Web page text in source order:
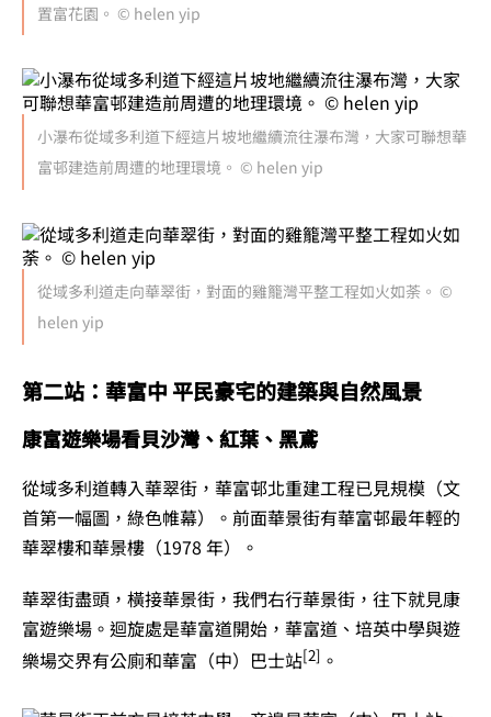
置富花園。 © helen yip
小瀑布從域多利道下經這片坡地繼續流往瀑布灣，大家可聯想華
富邨建造前周遭的地理環境。 © helen yip
從域多利道走向華翠街，對面的雞籠灣平整工程如火如荼。 ©
helen yip
第二站：華富中 平民豪宅的建築與自然風景
康富遊樂場看貝沙灣、紅葉、黑鳶
從域多利道轉入華翠街，華富邨北重建工程已見規模（文
首第一幅圖，綠色帷幕）。前面華景街有華富邨最年輕的
華翠樓和華景樓（1978 年）。
華翠街盡頭，橫接華景街，我們右行華景街，往下就見康
富遊樂場。迴旋處是華富道開始，華富道、培英中學與遊
樂場交界有公廁和華富（中）巴士站[2] 。